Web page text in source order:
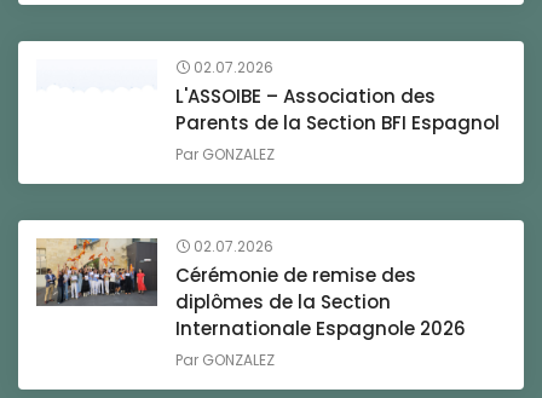
02.07.2026
L'ASSOIBE – Association des
Parents de la Section BFI Espagnol
Par GONZALEZ
02.07.2026
Cérémonie de remise des
diplômes de la Section
Internationale Espagnole 2026
Par GONZALEZ